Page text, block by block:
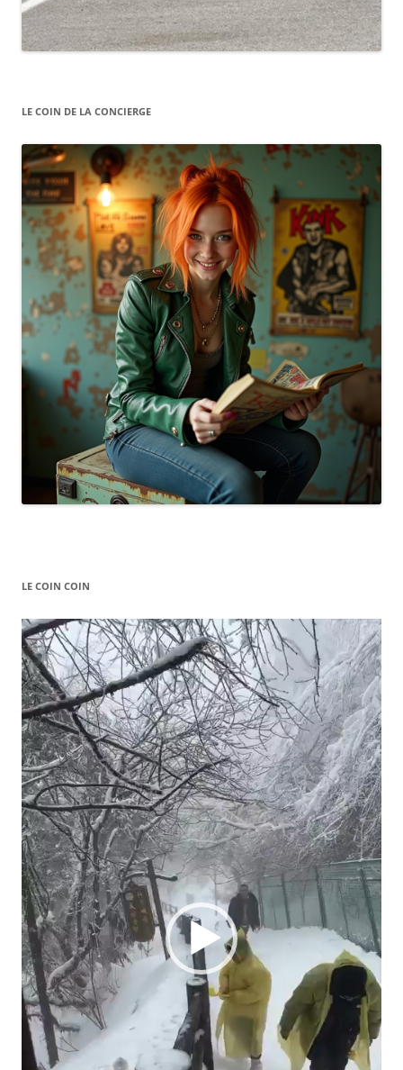
LE COIN DE LA CONCIERGE
LE COIN COIN
Video
Player